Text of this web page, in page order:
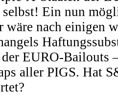
Ein nun
wäre nach einigen
EURO-Bailouts
aller PIGS. Hat